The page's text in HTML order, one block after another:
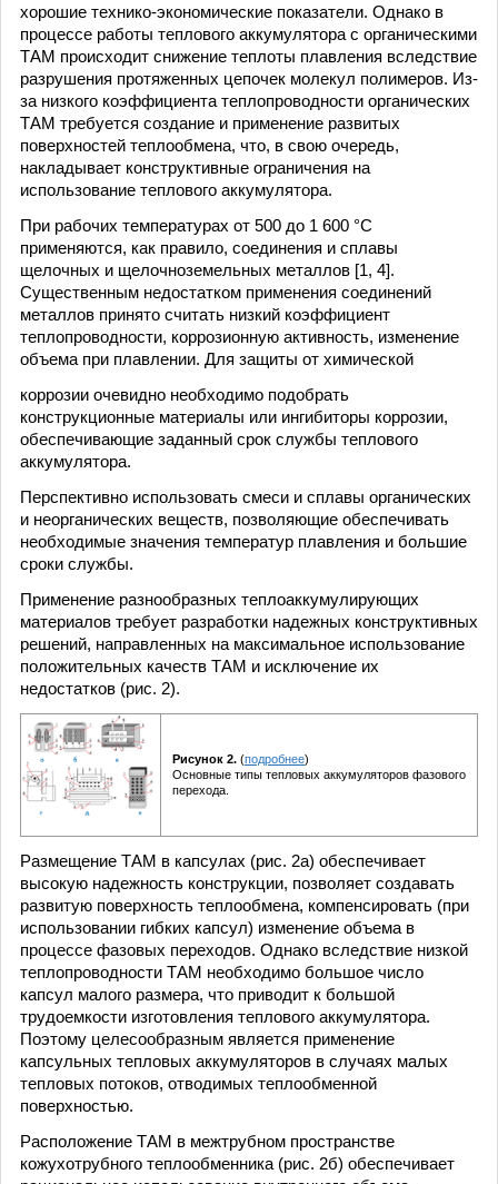
хорошие технико-экономические показатели. Однако в
процессе работы теплового аккумулятора с органическими
ТАМ происходит снижение теплоты плавления вследствие
разрушения протяженных цепочек молекул полимеров. Из-
за низкого коэффициента теплопроводности органических
ТАМ требуется создание и применение развитых
поверхностей теплообмена, что, в свою очередь,
накладывает конструктивные ограничения на
использование теплового аккумулятора.
При рабочих температурах от 500 до 1 600 °C
применяются, как правило, соединения и сплавы
щелочных и щелочноземельных металлов [1, 4].
Существенным недостатком применения соединений
металлов принято считать низкий коэффициент
теплопроводности, коррозионную активность, изменение
объема при плавлении. Для защиты от химической
коррозии очевидно необходимо подобрать
конструкционные материалы или ингибиторы коррозии,
обеспечивающие заданный срок службы теплового
аккумулятора.
Перспективно использовать смеси и сплавы органических
и неорганических веществ, позволяющие обеспечивать
необходимые значения температур плавления и большие
сроки службы.
Применение разнообразных теплоаккумулирующих
материалов требует разработки надежных конструктивных
решений, направленных на максимальное использование
положительных качеств ТАМ и исключение их
недостатков (рис. 2).
Рисунок 2. (подробнее)
Основные типы тепловых аккумуляторов фазового
перехода.
Размещение ТАМ в капсулах (рис. 2а) обеспечивает
высокую надежность конструкции, позволяет создавать
развитую поверхность теплообмена, компенсировать (при
использовании гибких капсул) изменение объема в
процессе фазовых переходов. Однако вследствие низкой
теплопроводности ТАМ необходимо большое число
капсул малого размера, что приводит к большой
трудоемкости изготовления теплового аккумулятора.
Поэтому целесообразным является применение
капсульных тепловых аккумуляторов в случаях малых
тепловых потоков, отводимых теплообменной
поверхностью.
Расположение ТАМ в межтрубном пространстве
кожухотрубного теплообменника (рис. 2б) обеспечивает